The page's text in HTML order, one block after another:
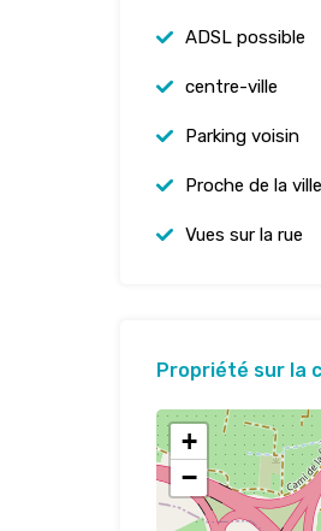
ADSL possible
centre-ville
Parking voisin
Proche de la ville
Vues sur la rue
Propriété sur la
+
−